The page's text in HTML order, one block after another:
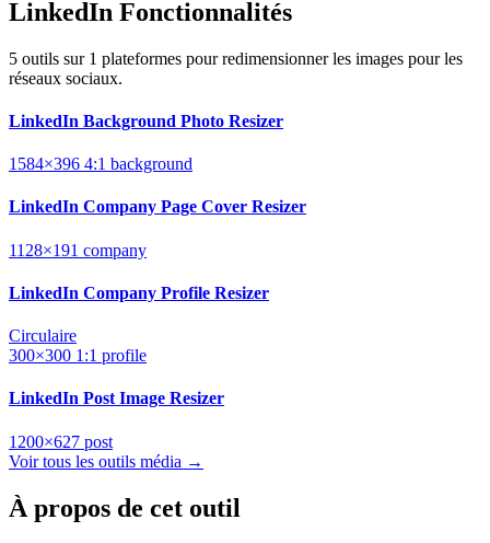
LinkedIn Fonctionnalités
5 outils sur 1 plateformes pour redimensionner les images pour les
réseaux sociaux.
LinkedIn Background Photo Resizer
1584×396 4:1 background
LinkedIn Company Page Cover Resizer
1128×191 company
LinkedIn Company Profile Resizer
Circulaire
300×300 1:1 profile
LinkedIn Post Image Resizer
1200×627 post
Voir tous les outils média →
À propos de cet outil